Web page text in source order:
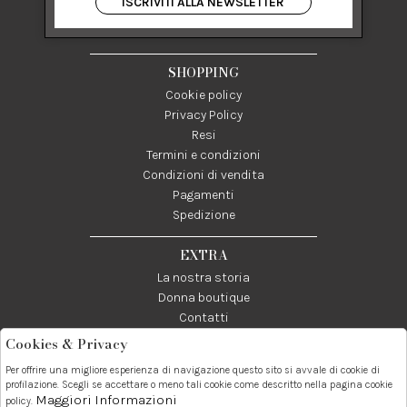
84122 Salerno Italia
P IVA 03024950655
SHOPPING
Cookie policy
Privacy Policy
Resi
Termini e condizioni
Condizioni di vendita
Pagamenti
Spedizione
EXTRA
La nostra storia
Donna boutique
Contatti
Telefono:
089237858
Whatsapp:
3338855601
Contatti:
info@donna1981.it
Cookies & Privacy
Per offrire una migliore esperienza di navigazione questo sito si avvale di cookie di
profilazione. Scegli se accettare o meno tali cookie come descritto nella pagina cookie
policy. Maggiori Informazioni